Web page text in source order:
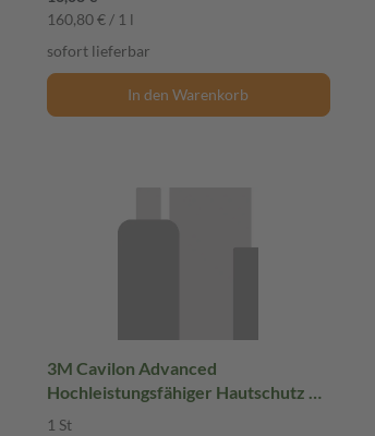
160,80 € / 1 l
sofort lieferbar
In den Warenkorb
3M Cavilon Advanced
Hochleistungsfähiger Hautschutz 1
St Lösung
1 St